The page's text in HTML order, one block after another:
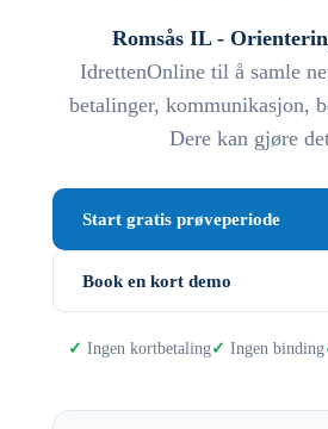
Romsås IL -
IdrettenOnline til å samle
betalinger, kommunikasjon,
Dere kan gjøre
Start gratis prøveperiode
Book en kort demo
Ingen kortbetaling Ingen binding